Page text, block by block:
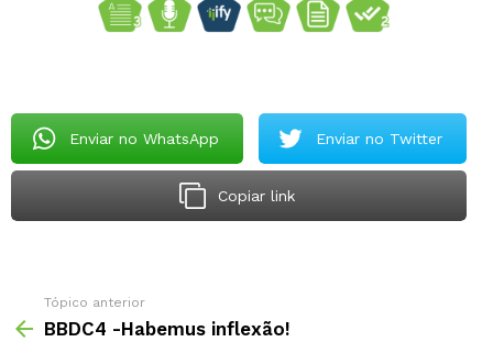
Enviar no WhatsApp Enviar no Twitter
Copiar link
Tópico anterior
BBDC4 -Habemus inflexão!